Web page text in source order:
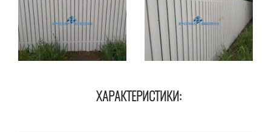
ХАРАКТЕРИСТИКИ: